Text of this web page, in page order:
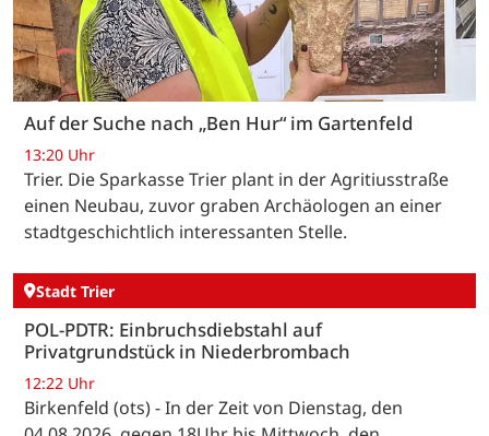
Auf der Suche nach „Ben Hur“ im Gartenfeld
13:20 Uhr
Trier. Die Sparkasse Trier plant in der Agritiusstraße
einen Neubau, zuvor graben Archäologen an einer
stadtgeschichtlich interessanten Stelle.
Stadt Trier
POL-PDTR: Einbruchsdiebstahl auf
Privatgrundstück in Niederbrombach
12:22 Uhr
Birkenfeld (ots) - In der Zeit von Dienstag, den